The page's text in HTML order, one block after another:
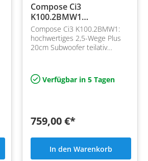
Compose Ci3
K100.2BMW1
Frontsystem mit
Center/Sub
Compose Ci3 K100.2BMW1:
hochwertiges 2,5-Wege Plus
20cm Subwoofer teilativ
Compose Flexmount Adapter
Verfügbar in 5 Tagen
759,00 €*
In den Warenkorb